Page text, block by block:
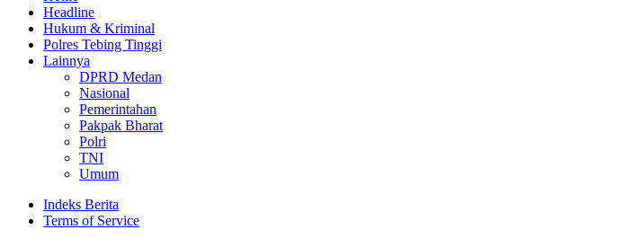
Headline
Hukum & Kriminal
Polres Tebing Tinggi
Lainnya
DPRD Medan
Nasional
Pemerintahan
Pakpak Bharat
Polri
TNI
Umum
Indeks Berita
Terms of Service